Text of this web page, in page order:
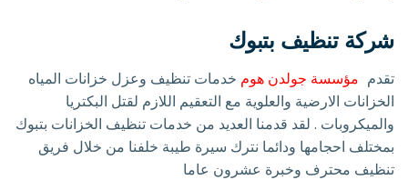
شركة تنظيف بتبوك
تقدم مؤسسة جولدن هوم خدمات تنظيف وعزل خزانات المياه
الخزانات الارضية والعلوية مع التعقيم اللازم لقتل البكتريا
والميكروبات . لقد قدمنا العديد من خدمات تنظيف الخزانات بتبوك
بمختلف احجامها ودائما نترك سيرة طيبة خلفنا من خلال فريق
تنظيف محترف وخبرة عشرون عاما